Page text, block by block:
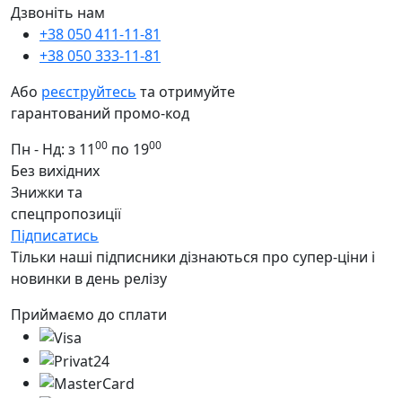
Дзвоніть нам
+38 050 411-11-81
+38 050 333-11-81
Або реєструйтесь та отримуйте
гарантований промо-код
Пн - Нд: з 1100 по 1900
Без вихідних
Знижки та
спецпропозиції
Підписатись
Тільки наші підписники дізнаються про супер-ціни і
новинки в день релізу
Приймаємо до сплати